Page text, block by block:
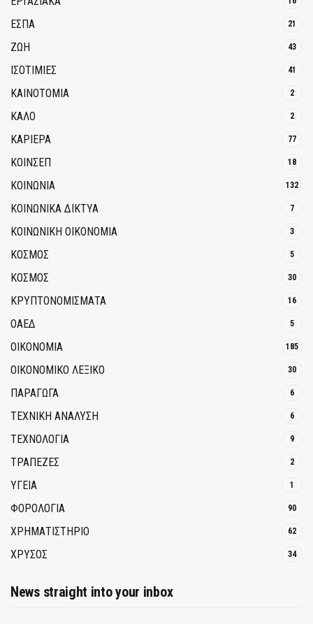
ΕΣΠΑ 21
ΖΩΗ 43
ΙΣΟΤΙΜΙΕΣ 41
ΚΑΙΝΟΤΟΜΊΑ 2
ΚΑΛΟ 2
ΚΑΡΙΕΡΑ 77
ΚΟΙΝΣΕΠ 18
ΚΟΙΝΩΝΙΑ 132
ΚΟΙΝΩΝΙΚΆ ΔΊΚΤΥΑ 7
ΚΟΙΝΩΝΙΚΉ ΟΙΚΟΝΟΜΊΑ 3
ΚΟΣΜΟΣ 5
ΚΟΣΜΟΣ 30
ΚΡΥΠΤΟΝΟΜΊΣΜΑΤΑ 16
ΟΑΕΔ 5
ΟΙΚΟΝΟΜΙΑ 185
ΟΙΚΟΝΟΜΙΚΟ ΛΕΞΙΚΟ 30
ΠΑΡΑΓΩΓΑ 6
ΤΕΧΝΙΚΗ ΑΝΑΛΥΣΗ 6
ΤΕΧΝΟΛΟΓΙΑ 9
ΤΡΆΠΕΖΕΣ 2
ΥΓΕΙΑ 1
ΦΟΡΟΛΟΓΙΑ 90
ΧΡΗΜΑΤΙΣΤΗΡΙΟ 62
ΧΡΥΣΟΣ 34
News straight into your inbox